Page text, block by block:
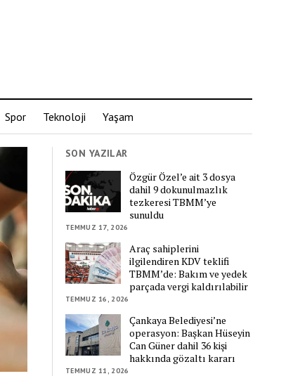
Spor Teknoloji Yaşam
SON YAZILAR
Özgür Özel’e ait 3 dosya
dahil 9 dokunulmazlık
tezkeresi TBMM’ye
sunuldu
TEMMUZ 17, 2026
Araç sahiplerini
ilgilendiren KDV teklifi
TBMM’de: Bakım ve yedek
parçada vergi kaldırılabilir
TEMMUZ 16, 2026
Çankaya Belediyesi’ne
operasyon: Başkan Hüseyin
Can Güner dahil 36 kişi
hakkında gözaltı kararı
TEMMUZ 11, 2026